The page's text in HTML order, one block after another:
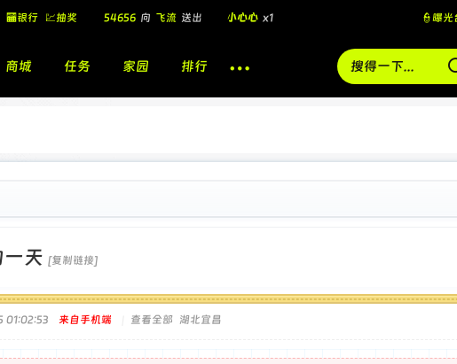
🏧银行 💹抽奖 👮曝光
商城 任务 家园 排行
天 [复制链接]
01:02:53 来自手机端 查看全部 湖北宜昌